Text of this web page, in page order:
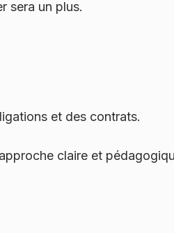
sera un plus.
et des contrats.
claire et